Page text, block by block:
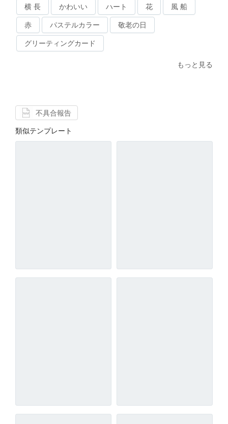
横 長 かわいい ハート 花 風 船
赤 パステルカラー 敬老の日
グリーティングカード
もっと見る
不具合報告
類似テンプレート